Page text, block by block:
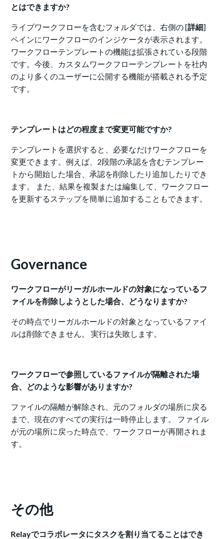
とはできますか?
ライブワークフローを含むフォルダでは、右側の [詳細]
ペインにワークフローのインジケータが表示されます。
ワークフローテンプレートの機能は拡張されている段階
です。今後、カスタムワークフローテンプレートを社内
のより多くのユーザーに公開する機能が搭載される予定
です。
テンプレートはどの程度まで変更可能ですか?
テンプレートを選択すると、必要なだけワークフローを
変更できます。例えば、2段階の承認を含むテンプレー
トから開始した場合、承認を削除したり追加したりでき
ます。 また、結果を複製または編集して、ワークフロー
を更新するステップを簡単に追加することもできます。
Governance
ワークフローがリーガルホールドの対象になっているフ
ァイルを削除しようとした場合、どうなりますか?
その時点でリーガルホールドの対象となっているファイ
ルは削除できません。 実行は失敗します。
ワークフローで参照しているファイルが隔離された場
合、どのような影響がありますか?
ファイルの隔離が解除され、元のフォルダの場所に戻る
まで、現在のすべての実行は一時停止します。 ファイル
が元の場所に戻った時点で、ワークフローが再開されま
す。
その他
Relayでコラボレータにタスクを割り当てることはでき